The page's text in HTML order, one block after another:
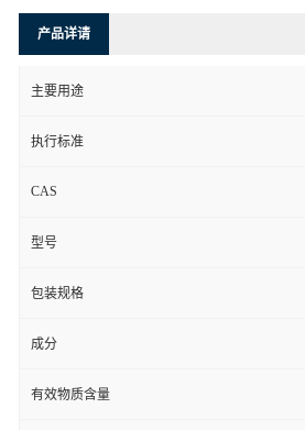
产品详请
主要用途
执行标准
CAS
型号
包装规格
成分
有效物质含量